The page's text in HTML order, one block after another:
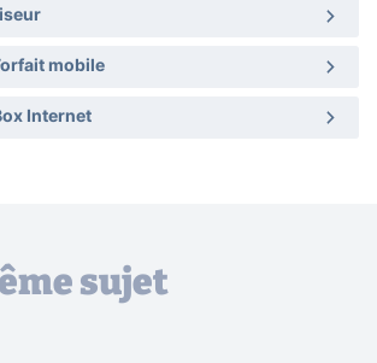
mobile
Internet
sujet